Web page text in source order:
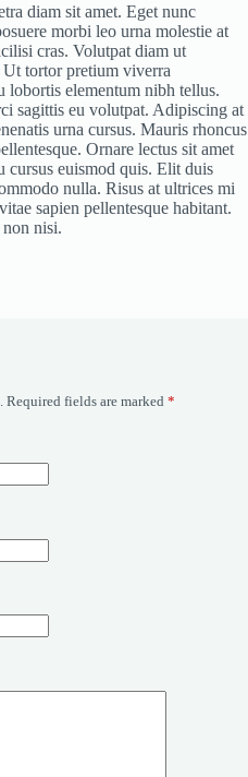
diam sit amet. Eget nunc
morbi leo urna molestie at
cras. Volutpat diam ut
tortor pretium viverra
lobortis elementum nibh tellus.
sagittis eu volutpat. Adipiscing at
urna cursus. Mauris rhoncus
Ornare lectus sit amet
cursus euismod quis. Elit duis
nulla. Risus at ultrices mi
sapien pellentesque habitant.
nisi.
Required fields are marked *